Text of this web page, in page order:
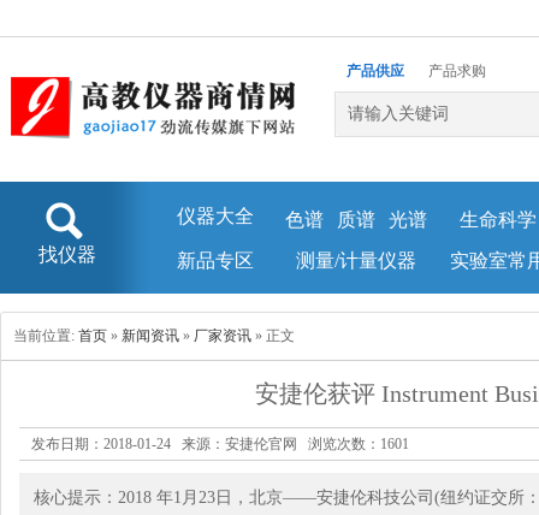
产品供应
产品求购
企业库
找仪器
仪器大全 色谱 质谱 光谱
生命科学
新品专区
测量/计量仪器 实验室常
当前位置: 首页 » 新闻资讯 » 厂家资讯 » 正文
安捷伦获评 Instrument
发布日期：2018-01-24 来源：安捷伦官网 浏览次数： 1601
核心提示：2018 年1月23日，北京——安捷伦科技公司(纽约证交所